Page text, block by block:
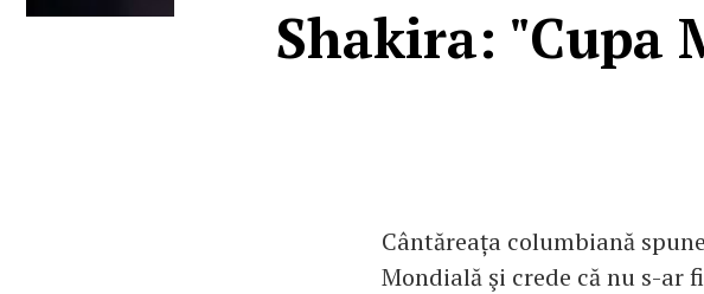
Shakira: "Cupa
Cântăreața columbiană
Mondială şi crede că nu s-ar